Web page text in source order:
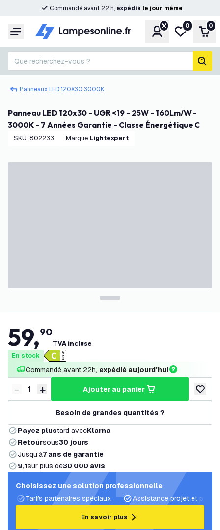
Commandé avant 22 h, expédié le jour même
Menu CompteMa liste de
0 0
Que recherchez-vous ?
Panneaux LED 120X30 3000K
Panneau LED 120x30 - UGR <19 - 25W - 160Lm/W -
3000K - 7 Années Garantie - Classe Énergétique C
SKU: 802233 Marque: Lightexpert
59,90
TVA incluse
En stock
Commandé avant 22h, expédié aujourd'hui
Diminuer la quantité
- Augmenter la quantité
+ ajouter au panier
Besoin de grandes quantités ?
Payez plustard avecKlarna
Retoursous30 jours
Jusqu’à7 ans de garantie
9,1sur plus de30 000 avis
Choisissez une solution professionnelle
Tarifs partenaires spéciaux
Assistance projet et plans
En savoir plus